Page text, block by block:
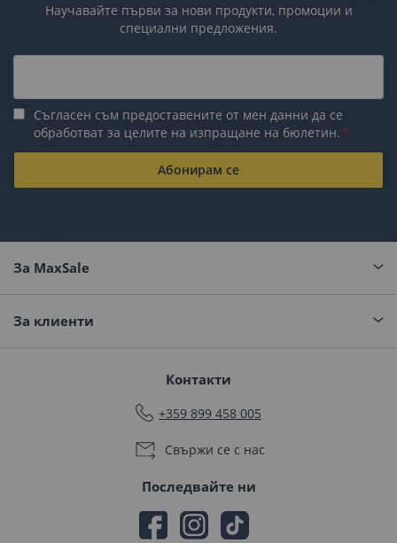
Научавайте първи за нови продукти, промоции и
специални предложения.
Съгласен съм предоставените от мен данни да се
обработват за целите на изпращане на бюлетин.
Абонирам се
За MaxSale
За клиенти
Контакти
+359 899 458 005
Свържи се с нас
Последвайте ни